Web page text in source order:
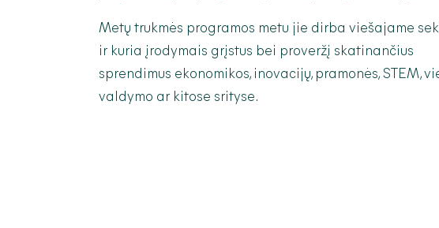
Metų trukmės programos metu jie dirba viešajame
ir kuria įrodymais grįstus bei proveržį skatinančius
sprendimus ekonomikos, inovacijų, pramonės, STEM,
valdymo ar kitose srityse.